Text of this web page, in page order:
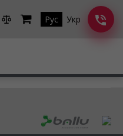
Рус Укр